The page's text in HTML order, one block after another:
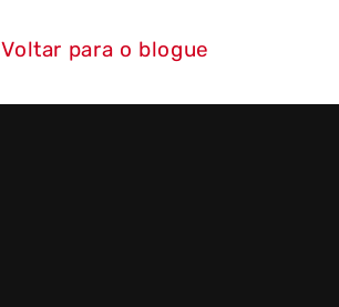
Voltar para o blogue